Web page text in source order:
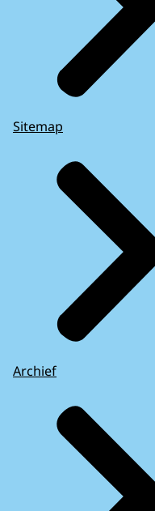
Sitemap
Archief